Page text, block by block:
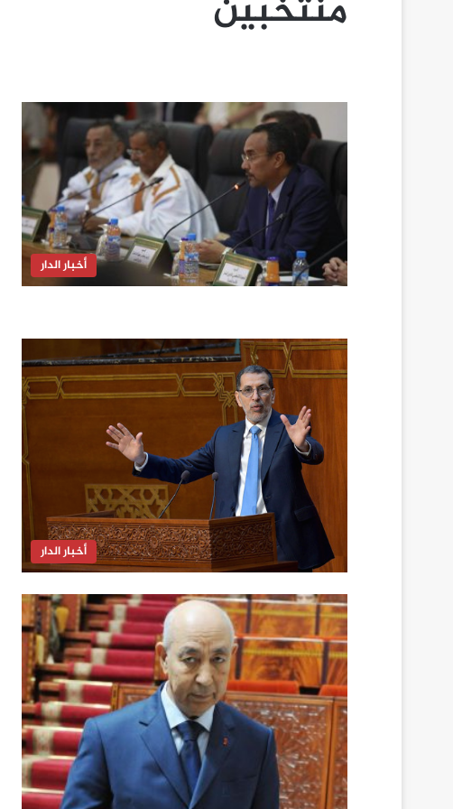
منتخبين
أخبار الدار
أخبار الدار